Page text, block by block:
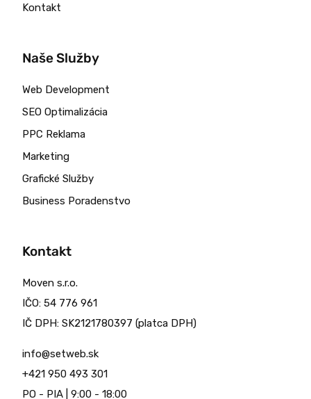
Kontakt
Naše Služby
Web Development
SEO Optimalizácia
PPC Reklama
Marketing
Grafické Služby
Business Poradenstvo
Kontakt
Moven s.r.o.
IČO: 54 776 961
IČ DPH: SK2121780397 (platca DPH)
info@setweb.sk
+421 950 493 301
PO - PIA | 9:00 - 18:00